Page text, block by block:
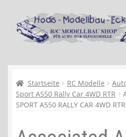
Zur
Navigation
springen
Zum
Inhalt
springen
Kasse
Mein Konto
Startseite RC Modelle
Sport A550 Rally Car 4WD RTR
SPORT A550 RALLY CAR 4WD RTR